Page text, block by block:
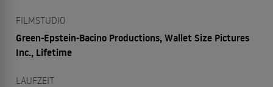
FILMSTUDIO
Green-Epstein-Bacino Productions, Wallet Size Pictures
Inc., Lifetime
LAUFZEIT